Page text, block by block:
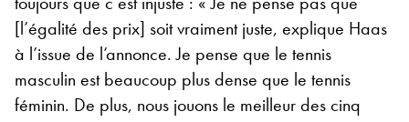
[l’égalité des prix] soit vraiment juste, explique Haas
à l’issue de l’annonce. Je pense que le tennis
masculin est beaucoup plus dense que le tennis
féminin. De plus, nous jouons le meilleur des cinq